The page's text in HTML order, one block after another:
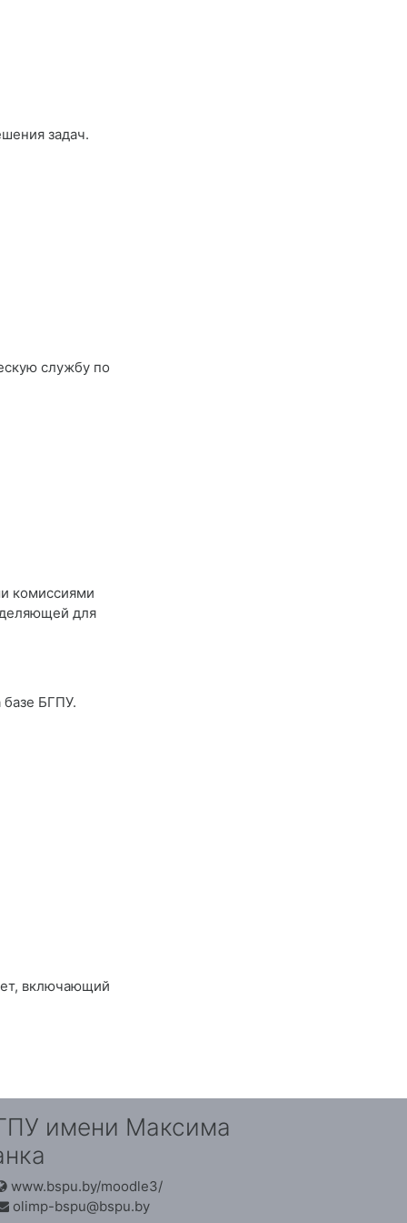
задач.
службу по
комиссиями
для
БГПУ.
включающий
имени Максима
www.bspu.by/moodle3/
olimp-bspu@bspu.by